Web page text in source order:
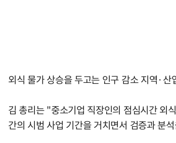
외식 물가 상승을 두고는 인구 감소 지역·
김 총리는 "중소기업 직장인의 점심시간 외
간의 시범 사업 기간을 거치면서 검증과 분